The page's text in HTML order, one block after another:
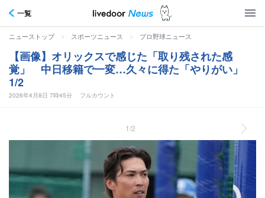
一覧
ニューストップ > スポーツニュース > プロ野球ニュース
【画像】オリックスで感じた「取り残された感
覚」 中日移籍で一変…久々に得た「やりがい」
1/2
2026年4月8日 7時45分 フルカウント
1/2